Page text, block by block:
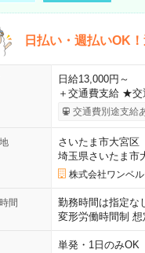
日払い・週払いOK
日給13,000円～
＋交通費支給 ★
交通費別途支給
さいたま市大宮区
埼玉県さいたま市
株式会社ワンベ
間
勤務時間は指定な
変形労働時間制
単発・1日のみOK